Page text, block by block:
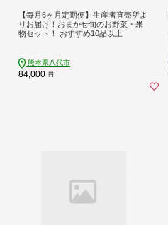
【毎月6ヶ月定期便】生産者直売所よ
りお届け！おまかせ旬のお野菜・果
物セット！ おすすめ10品以上
熊本県八代市
84,000 円